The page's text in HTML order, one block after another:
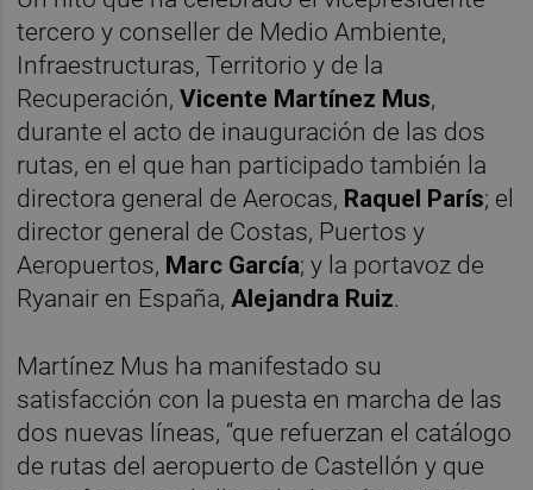
tercero y conseller de Medio Ambiente,
Infraestructuras, Territorio y de la
Recuperación,Vicente Martínez Mus,
durante el acto de inauguración de las dos
rutas, en el que han participado también la
directora general de Aerocas, Raquel París; el
director general de Costas, Puertos y
Aeropuertos, Marc García; y la portavoz de
Ryanair en España,Alejandra Ruiz.
Martínez Mus ha manifestado su
satisfacción con la puesta en marcha de las
dos nuevas líneas, “que refuerzan el catálogo
de rutas del aeropuerto de Castellón y que